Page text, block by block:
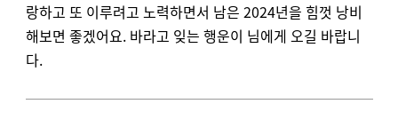
랑하고 또 이루려고 노력하면서 남은 2024년을 힘껏 낭비
해보면 좋겠어요. 바라고 잊는 행운이 님에게 오길 바랍니
다.